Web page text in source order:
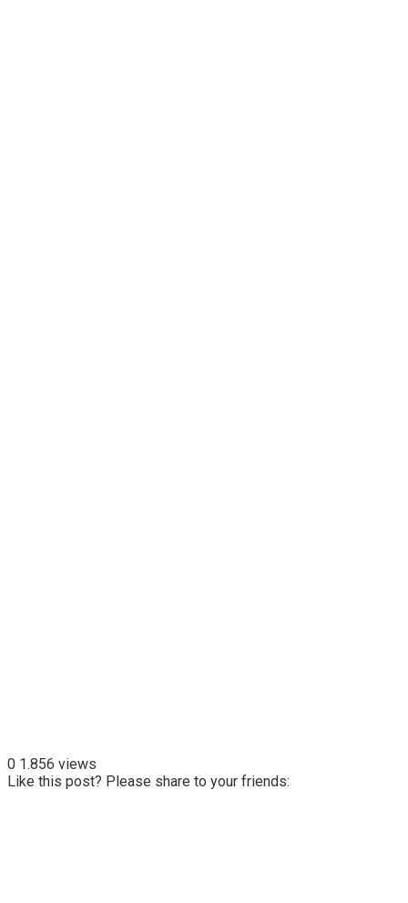
0 1.856 views
Like this post? Please share to your friends: